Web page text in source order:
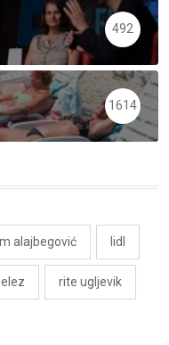
492
1614
alajbegović lidl
rite ugljevik